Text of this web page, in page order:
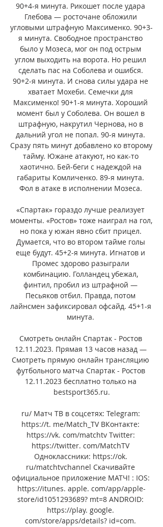
90+4-я минута. Рикошет после удара
Глебова — росточане обложили
угловыми штрафную Максименко. 90+3-
я минута. Свободное пространство
было у Мозеса, мог он под острым
углом выходить на ворота. Но решил
сделать пас на Соболева и ошибся.
90+2-я минута. И снова силы удара не
хватает Мохеби. Семечки для
Максименко! 90+1-я минута. Хороший
момент был у Соболева. Он вошел в
штрафную, накрутил Чернова, но в
дальний угол не попал. 90-я минута.
Сразу пять минут добавлено ко второму
тайму. Южане атакуют, но как-то
хаотично. Бей-беги с надеждой на
габариты Комличенко. 89-я минута.
Фол в атаке в исполнении Мозеса.
«Спартак» гораздо лучше реализует
моменты. «Ростов» тоже наиграл на гол,
но пока у южан явно сбит прицел.
Думается, что во втором тайме голы
еще будут. 45+2-я минута. Игнатов и
Промес здорово разыграли
комбинацию. Голландец убежал,
финтил, пробил из штрафной —
Песьяков отбил. Правда, потом
лайнсмен зафиксировал офсайд. 45+1-я
минута.
Смотреть онлайн Спартак - Ростов
12.11.2023. Прямая 13 часов назад —
Смотреть прямую онлайн трансляцию
футбольного матча Спартак - Ростов
12.11.2023 бесплатно только на
bestsport365.ru.
ru/ Матч ТВ в соцсетях: Telegram:
https://t. me/Match_TV ВКонтакте:
https://vk. com/matchtv Twitter:
https://twitter. com/MatchTV
Одноклассники: https://ok.
ru/matchtvchannel Скачивайте
официальное приложение МАТЧ! : IOS:
https://itunes. apple. com/app/apple-
store/id1051293689? mt=8 ANDROID:
https://play. google.
com/store/apps/details? id=com.